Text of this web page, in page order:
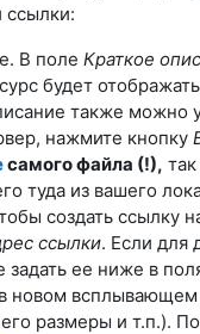
ссылки:
В поле Краткое
будет
также можно
нажмите кнопку
самого файла (!),
туда из вашего
создать ссылку
ссылки. Если для
ее ниже в
новом
размеры и т.п.).